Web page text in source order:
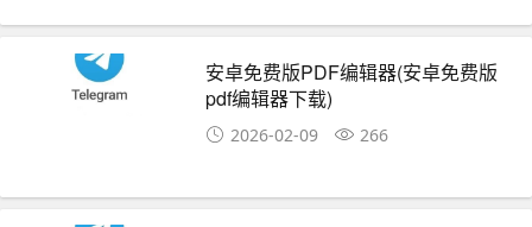
安卓免费版PDF编辑器(安卓免费版
pdf编辑器下载)
2026-02-09 266